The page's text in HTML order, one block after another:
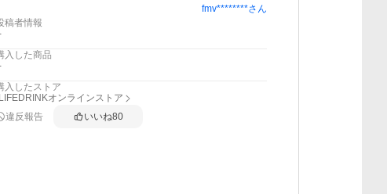
fmv********さん
稿者情報
入した商品
入したストア
LIFEDRINKオンラインストア
違反報告
いいね80